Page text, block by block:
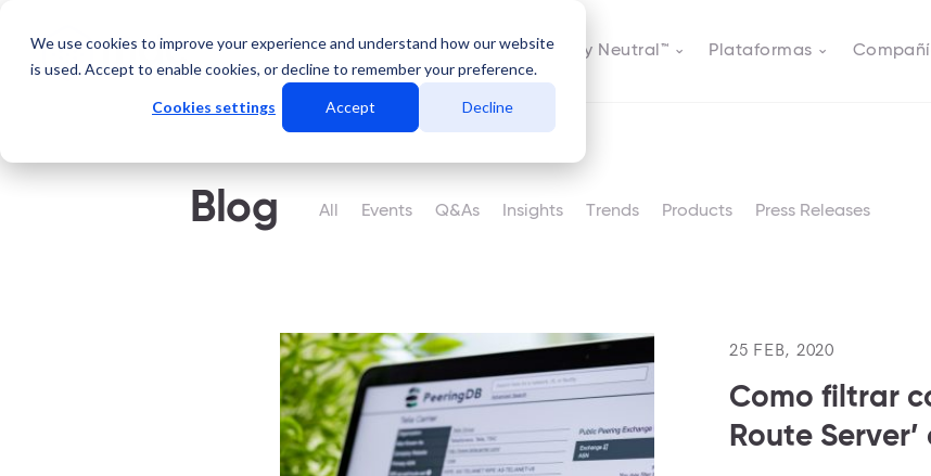
We use cookies to improve your experience and understand how our website
is used. Accept to enable cookies, or decline to remember your preference.
Cookies settings Accept Decline
Servicios Data Centers Actively Neutral™ Plataformas
Blog All Events Q&As Insights Trends Products Press Releases
25 FEB, 2020
Como filtrar
Route